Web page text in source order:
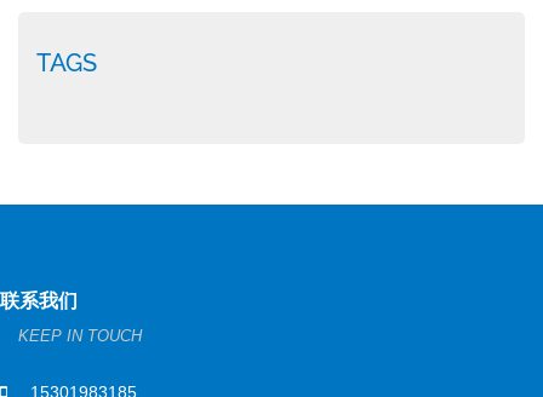
TAGS
联系我们
KEEP IN TOUCH
15301983185